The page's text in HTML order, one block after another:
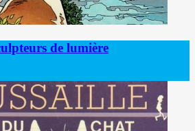
de lumière